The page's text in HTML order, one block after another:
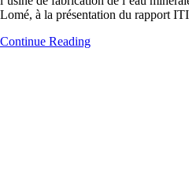
Lomé, à la présentation du rapport
Continue Reading